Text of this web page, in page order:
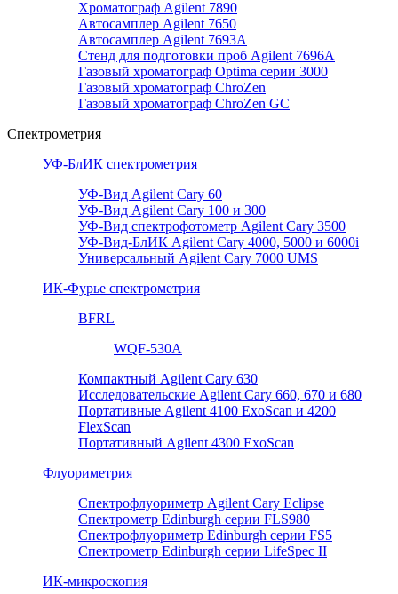
Хроматограф Agilent 7890
Автосамплер Agilent 7650
Автосамплер Agilent 7693A
Стенд для подготовки проб Agilent 7696А
Газовый хроматограф Optima серии 3000
Газовый хроматограф ChroZen
Газовый хроматограф ChroZen GC
Спектрометрия
УФ-БлИК спектрометрия
УФ-Вид Agilent Cary 60
УФ-Вид Agilent Cary 100 и 300
УФ-Вид спектрофотометр Agilent Cary 3500
УФ-Вид-БлИК Agilent Cary 4000, 5000 и 6000i
Универсальный Agilent Cary 7000 UMS
ИК-Фурье спектрометрия
BFRL
WQF-530A
Компактный Agilent Cary 630
Исследовательские Agilent Cary 660, 670 и 680
Портативные Agilent 4100 ExoScan и 4200
FlexScan
Портативный Agilent 4300 ExoScan
Флуориметрия
Спектрофлуориметр Agilent Cary Eclipse
Спектрометр Edinburgh серии FLS980
Спектрофлуориметр Edinburgh серии FS5
Спектрометр Edinburgh серии LifeSpec II
ИК-микроскопия